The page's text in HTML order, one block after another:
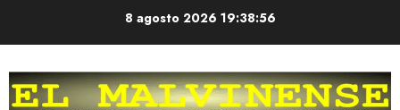
8 agosto 202619:38:57